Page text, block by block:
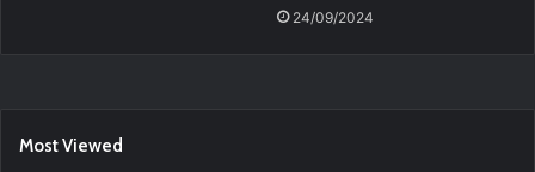
24/09/2024
Most Viewed